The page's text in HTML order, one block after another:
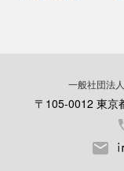
一般社団法人
〒105-0012 東京